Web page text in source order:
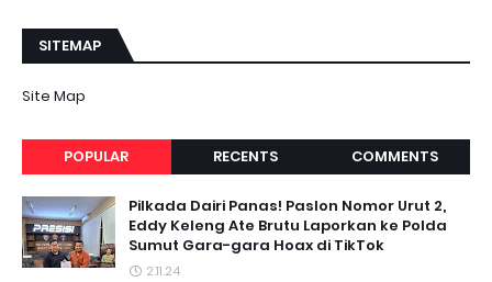
SITEMAP
Site Map
POPULAR RECENTS COMMENTS
Pilkada Dairi Panas! Paslon Nomor Urut 2,
Eddy Keleng Ate Brutu Laporkan ke Polda
Sumut Gara-gara Hoax di TikTok
2.11.24